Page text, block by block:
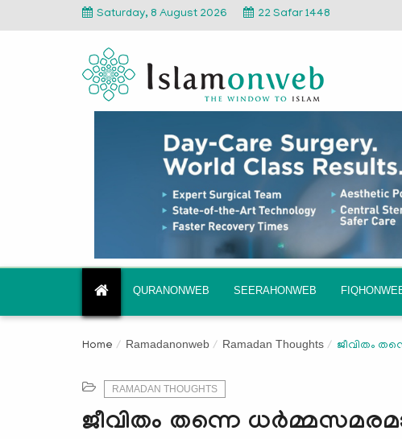
Saturday, 8 August 2026 22 Safar 1448
QURANONWEB SEERAHONWEB
Home Ramadanonweb Ramadan Thoughts ജീവിതം
RAMADAN THOUGHTS
ജീവിതം തന്നെ